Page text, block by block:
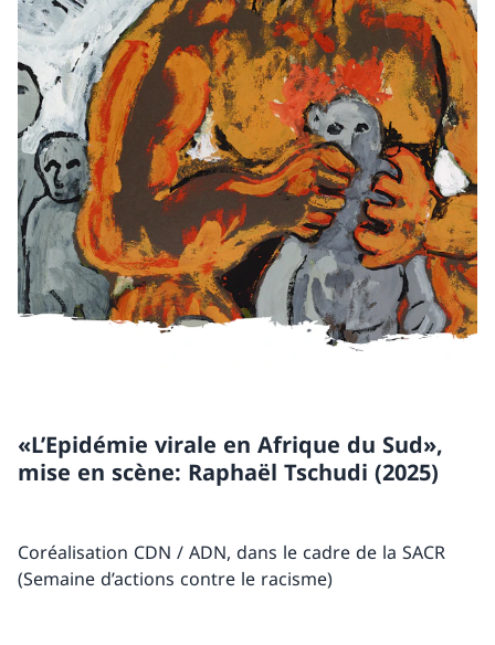
«L’Epidémie virale en Afrique du Sud»,
mise en scène: Raphaël Tschudi (2025)
Coréalisation CDN / ADN, dans le cadre de la SACR
(Semaine d’actions contre le racisme)